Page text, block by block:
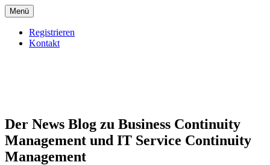
Menü
Registrieren
Kontakt
Der News Blog zu Business Continuity
Management und IT Service Continuity
Management